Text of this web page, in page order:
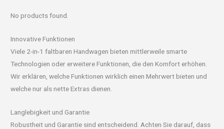
No products found.
Innovative Funktionen
Viele 2-in-1 faltbaren Handwagen bieten mittlerweile smarte
Technologien oder erweitere Funktionen, die den Komfort erhöhen.
Wir erklären, welche Funktionen wirklich einen Mehrwert bieten und
welche nur als nette Extras dienen.
Langlebigkeit und Garantie
Robustheit und Garantie sind entscheidend. Achten Sie darauf, dass